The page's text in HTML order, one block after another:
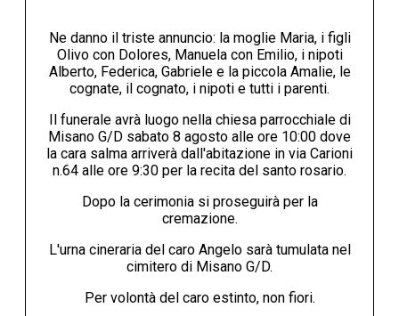
Ne danno il triste annuncio: la moglie Maria, i figli
Olivo con Dolores, Manuela con Emilio, i nipoti
Alberto, Federica, Gabriele e la piccola Amalie, le
cognate, il cognato, i nipoti e tutti i parenti.
Il funerale avrà luogo nella chiesa parrocchiale di
Misano G/D sabato 8 agosto alle ore 10:00 dove
la cara salma arriverà dall'abitazione in via Carioni
n.64 alle ore 9:30 per la recita del santo rosario.
Dopo la cerimonia si proseguirà per la
cremazione.
L'urna cineraria del caro Angelo sarà tumulata nel
cimitero di Misano G/D.
Per volontà del caro estinto, non fiori.